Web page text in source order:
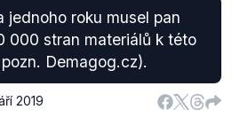
jednoho roku musel pan
000 stran materiálů k této
Demagog.cz).
2019